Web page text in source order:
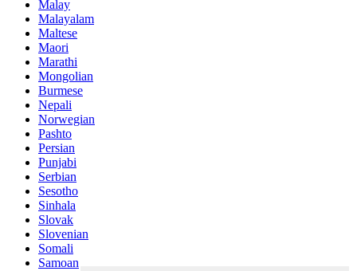
Malay
Malayalam
Maltese
Maori
Marathi
Mongolian
Burmese
Nepali
Norwegian
Pashto
Persian
Punjabi
Serbian
Sesotho
Sinhala
Slovak
Slovenian
Somali
Samoan